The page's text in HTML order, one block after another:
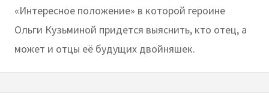
«Интересное положение» в которой героине
Ольги Кузьминой придется выяснить, кто отец, а
может и отцы её будущих двойняшек.